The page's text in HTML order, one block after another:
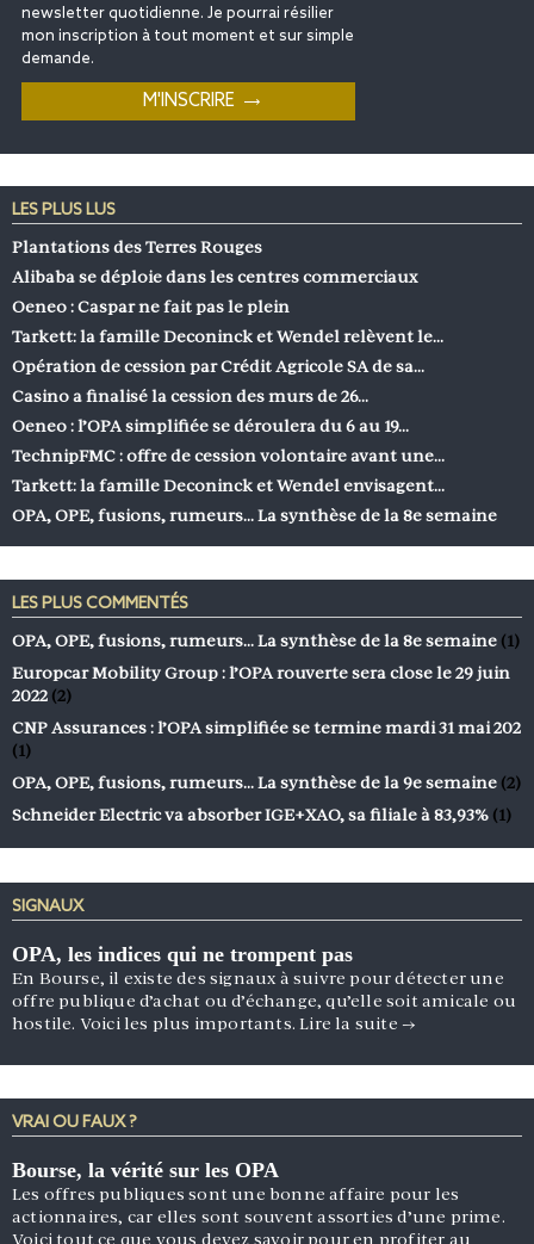
newsletter quotidienne. Je pourrai résilier
mon inscription à tout moment et sur simple
demande.
LES PLUS LUS
Plantations des Terres Rouges
Alibaba se déploie dans les centres commerciaux
Oeneo : Caspar ne fait pas le plein
Tarkett: la famille Deconinck et Wendel relèvent le…
Opération de cession par Crédit Agricole SA de sa…
Casino a finalisé la cession des murs de 26…
Oeneo : l’OPA simplifiée se déroulera du 6 au 19…
TechnipFMC : offre de cession volontaire avant une…
Tarkett: la famille Deconinck et Wendel envisagent…
OPA, OPE, fusions, rumeurs… La synthèse de la 8e semaine
LES PLUS COMMENTÉS
OPA, OPE, fusions, rumeurs… La synthèse de la 8e semaine (1)
Europcar Mobility Group : l’OPA rouverte sera close le 29 juin
2022 (2)
CNP Assurances : l’OPA simplifiée se termine mardi 31 mai 202
(1)
OPA, OPE, fusions, rumeurs… La synthèse de la 9e semaine (2)
Schneider Electric va absorber IGE+XAO, sa filiale à 83,93% (1)
SIGNAUX
OPA, les indices qui ne trompent pas
En Bourse, il existe des signaux à suivre pour détecter une
offre publique d’achat ou d’échange, qu’elle soit amicale ou
hostile. Voici les plus importants.Lire la suite →
VRAI OU FAUX ?
Bourse, la vérité sur les OPA
Les offres publiques sont une bonne affaire pour les
actionnaires, car elles sont souvent assorties d’une prime.
Voici tout ce que vous devez savoir pour en profiter au